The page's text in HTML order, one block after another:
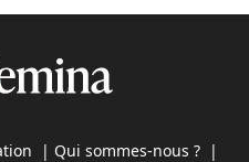
| Qui sommes-nous ? |